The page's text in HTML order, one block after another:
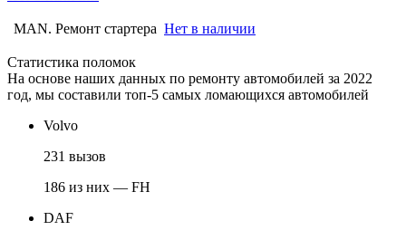
MAN. Ремонт стартера Нет в наличии
Статистика поломок
На основе наших данных по ремонту автомобилей за 2022
год, мы составили топ-5 самых ломающихся автомобилей
Volvo
231 вызов
186 из них — FH
DAF